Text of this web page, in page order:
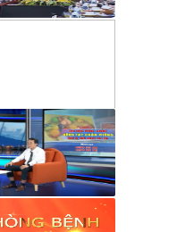
vận chuyển
trang trí cho
tác hại của
nước uống cho
phòng, chống